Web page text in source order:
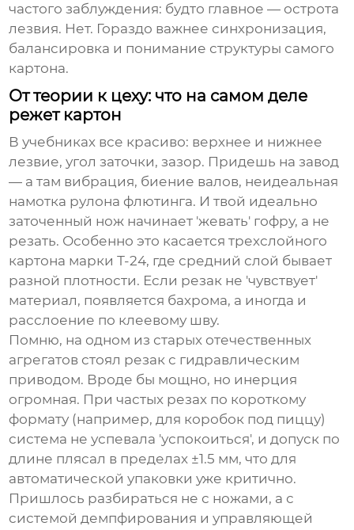
частого заблуждения: будто главное — острота
лезвия. Нет. Гораздо важнее синхронизация,
балансировка и понимание структуры самого
картона.
От теории к цеху: что на самом деле
режет картон
В учебниках все красиво: верхнее и нижнее
лезвие, угол заточки, зазор. Придешь на завод
— а там вибрация, биение валов, неидеальная
намотка рулона флютинга. И твой идеально
заточенный нож начинает 'жевать' гофру, а не
резать. Особенно это касается трехслойного
картона марки Т-24, где средний слой бывает
разной плотности. Если резак не 'чувствует'
материал, появляется бахрома, а иногда и
расслоение по клеевому шву.
Помню, на одном из старых отечественных
агрегатов стоял резак с гидравлическим
приводом. Вроде бы мощно, но инерция
огромная. При частых резах по короткому
формату (например, для коробок под пиццу)
система не успевала 'успокоиться', и допуск по
длине плясал в пределах ±1.5 мм, что для
автоматической упаковки уже критично.
Пришлось разбираться не с ножами, а с
системой демпфирования и управляющей